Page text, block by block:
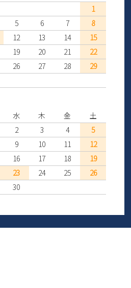
1
5 6 7
8
12 13 14
15
19 20 21
22
26 27 28
29
水 木 金
土
2 3 4
5
9 10 11
12
16 17 18
19
23 24 25
26
30